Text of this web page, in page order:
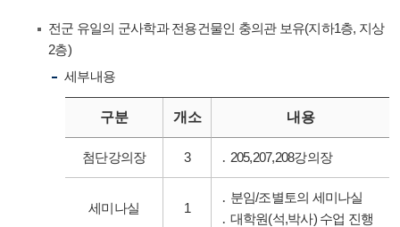
전군 유일의 군사학과 전용건물인 충의관 보유(지하1층, 지상
2층)
세부내용
구분 개소 내용
첨단강의장 3 ․ 205,207,208강의장
세미나실 1
․ 분임/조별토의 세미나실
․ 대학원(석,박사) 수업 진행